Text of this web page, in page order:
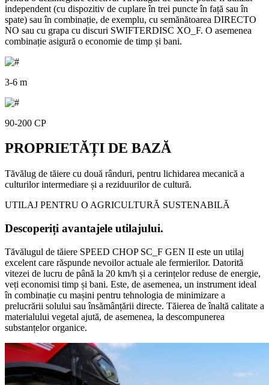
independent (cu dispozitiv de cuplare în trei puncte în față sau în
spate) sau în combinație, de exemplu, cu semănătoarea DIRECTO
NO sau cu grapa cu discuri SWIFTERDISC XO_F. O asemenea
combinație asigură o economie de timp și bani.
3-6 m
90-200 CP
PROPRIETĂȚI DE BAZĂ
Tăvălug de tăiere cu două rânduri, pentru lichidarea mecanică a
culturilor intermediare și a reziduurilor de cultură.
UTILAJ PENTRU O AGRICULTURĂ SUSTENABILĂ
Descoperiți avantajele utilajului.
Tăvălugul de tăiere SPEED CHOP SC_F GEN II este un utilaj
excelent care răspunde nevoilor actuale ale fermierilor. Datorită
vitezei de lucru de până la 20 km/h și a cerințelor reduse de energie,
veți economisi timp și bani. Este, de asemenea, un instrument ideal
în combinație cu mașini pentru tehnologia de minimizare a
prelucrării solului sau însămânțării directe. Tăierea de înaltă calitate a
materialului vegetal ajută, de asemenea, la descompunerea
substanțelor organice.